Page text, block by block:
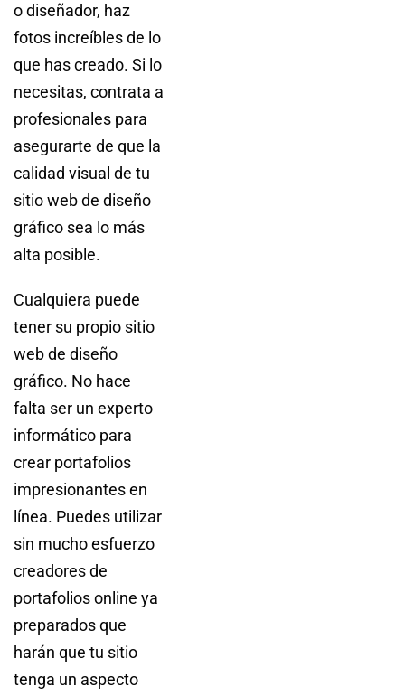
o diseñador, haz
fotos increíbles de lo
que has creado. Si lo
necesitas, contrata a
profesionales para
asegurarte de que la
calidad visual de tu
sitio web de diseño
gráfico sea lo más
alta posible.
Cualquiera puede
tener su propio sitio
web de diseño
gráfico. No hace
falta ser un experto
informático para
crear portafolios
impresionantes en
línea. Puedes utilizar
sin mucho esfuerzo
creadores de
portafolios online ya
preparados que
harán que tu sitio
tenga un aspecto